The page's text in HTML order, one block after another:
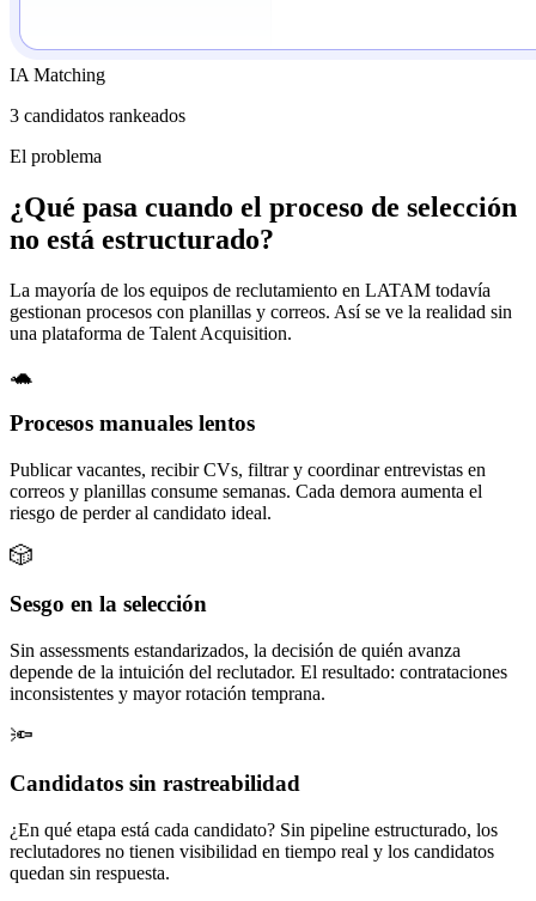
IA Matching
3 candidatos rankeados
El problema
¿Qué pasa cuando el proceso de selección
no está estructurado?
La mayoría de los equipos de reclutamiento en LATAM todavía
gestionan procesos con planillas y correos. Así se ve la realidad sin
una plataforma de Talent Acquisition.
🐢
Procesos manuales lentos
Publicar vacantes, recibir CVs, filtrar y coordinar entrevistas en
correos y planillas consume semanas. Cada demora aumenta el
riesgo de perder al candidato ideal.
🎲
Sesgo en la selección
Sin assessments estandarizados, la decisión de quién avanza
depende de la intuición del reclutador. El resultado: contrataciones
inconsistentes y mayor rotación temprana.
🔦
Candidatos sin rastreabilidad
¿En qué etapa está cada candidato? Sin pipeline estructurado, los
reclutadores no tienen visibilidad en tiempo real y los candidatos
quedan sin respuesta.